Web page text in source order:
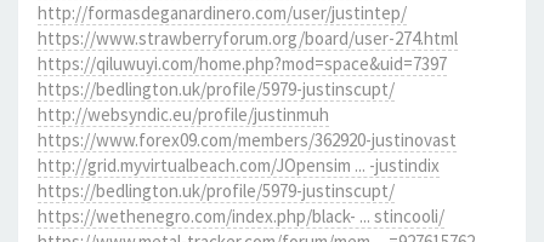
http://formasdeganardinero.com/user/justintep/
https://www.strawberryforum.org/board/user-274.html
https://qiluwuyi.com/home.php?mod=space&uid=7397
https://bedlington.uk/profile/5979-justinscupt/
http://websyndic.eu/profile/justinmuh
https://www.forex09.com/members/362920-justinovast
http://grid.myvirtualbeach.com/JOpensim ... -justindix
https://bedlington.uk/profile/5979-justinscupt/
https://wethenegro.com/index.php/black- ... stincooli/